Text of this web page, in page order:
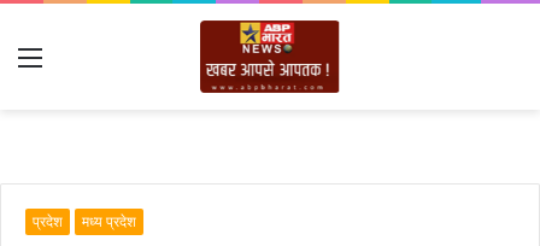
Menu
प्रदेश मध्य प्रदेश